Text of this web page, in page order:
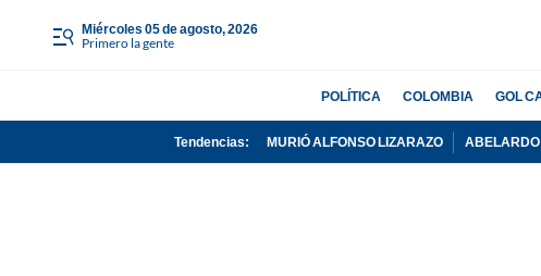
miércoles 05 de agosto, 2026
Primero la gente
POLÍTICA COLOMBIA GOL
Tendencias: MURIÓ ALFONSO LIZARAZO ABELARDO